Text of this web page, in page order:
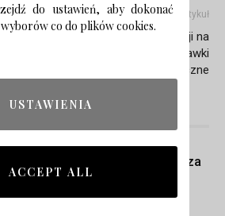
i
Następny artykuł
10 najlepszych propozycji na
Dzień Dziecka – Zabawki
ekologiczne
edycja Audi Design Talks za
Eksperci rozmawiali o roli
we współczesnym designie
do ustawień, aby dokonać
co do plików cookies.
USTAWIENIA
ACCEPT ALL